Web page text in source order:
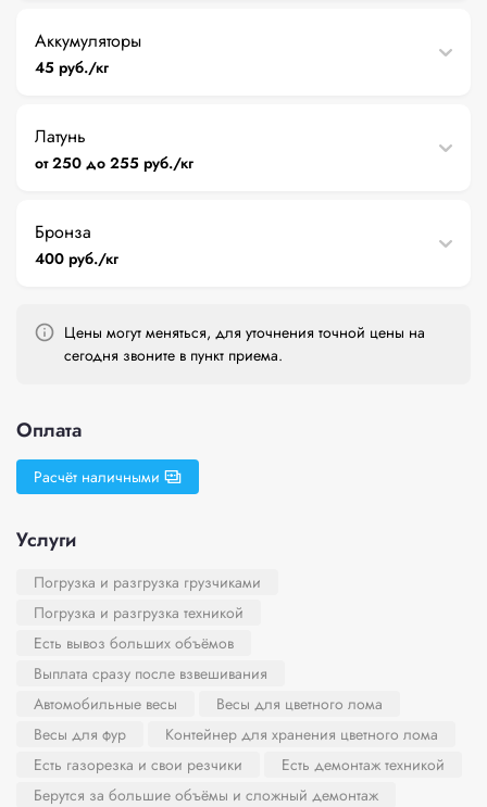
Аккумуляторы
45 руб./кг
Латунь
от 250 до 255 руб./кг
Бронза
400 руб./кг
Цены могут меняться, для уточнения точной цены на
сегодня звоните в пункт приема.
Оплата
Расчёт наличными
Услуги
Погрузка и разгрузка грузчиками
Погрузка и разгрузка техникой
Есть вывоз больших объёмов
Выплата сразу после взвешивания
Автомобильные весы
Весы для цветного лома
Весы для фур
Контейнер для хранения цветного лома
Есть газорезка и свои резчики
Есть демонтаж техникой
Берутся за большие объёмы и сложный демонтаж